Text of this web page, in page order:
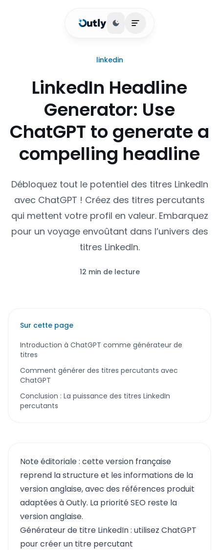
Basculer le thème
Ouvrir le menu
linkedin
LinkedIn Headline
Generator: Use
ChatGPT to generate a
compelling headline
Débloquez tout le potentiel des titres LinkedIn
avec ChatGPT ! Créez des titres percutants
qui mettent votre profil en valeur. Embarquez
pour un voyage envoûtant dans l’univers des
titres LinkedIn.
12 min de lecture
Sur cette page
Introduction à ChatGPT comme générateur de
titres
Comment générer des titres percutants avec
ChatGPT
Conclusion : La puissance des titres LinkedIn
percutants
Note éditoriale : cette version française
reprend la structure et les informations de la
version anglaise, avec des références produit
adaptées à Outly. La priorité SEO reste la
version anglaise.
Générateur de titre LinkedIn : utilisez ChatGPT
pour créer un titre percutant